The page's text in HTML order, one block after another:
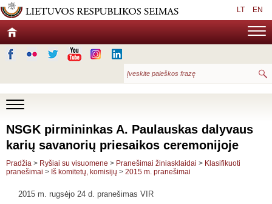
LT EN
NSGK pirmininkas A. Paulauskas dalyvaus
karių savanorių priesaikos ceremonijoje
Pradžia > Ryšiai su visuomene > Pranešimai žiniasklaidai > Klasifikuoti
pranešimai > Iš komitetų, komisijų > 2015 m. pranešimai
2015 m. rugsėjo 24 d. pranešimas VIR